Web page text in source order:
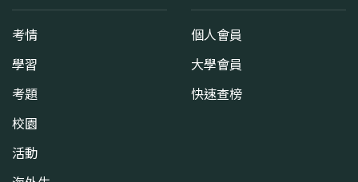
考情
學習
考題
校園
活動
個人會員
大學會員
快速查榜